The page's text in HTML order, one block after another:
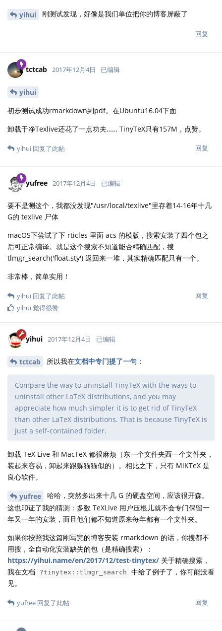
yihui 刚测试发现，好像是我们单位把你的博客屏蔽了
回复
tctcab 2017年12月4日 已编辑
yihui
初步测试成功rmarkdown到pdf。在Ubuntu16.04下面
卸载干净Texlive还花了一点功夫…… TinyTeX只有157M，点赞。
回复
yihui 回复了此帖
yufree 2017年12月4日 已编辑
要不是测这个，我都没发现"/usr/local/texlive"里存着14-16年十几
G的 texlive 尸体
macOS下尝试了下 rticles 里面 acs 的模版，搜索安装了四个包之
后可正常编译。就是这个搜索不知道能否精确匹配，搜
tlmgr_search('float.sty') 返回来一堆，其实精确匹配只有一个。
非常棒，简单实用！
回复
yihui 回复了此帖
yihui觉得很赞
yihui 2017年12月4日 已编辑
tctcab 所以我在文档中专门提了一句 ：
Compare the way to uninstall TinyTeX with the ways to
uninstall other LaTeX distributions, and you may
appreciate how much simpler it is to get rid of TinyTeX
than other LaTeX distributions. That is because TinyTeX is
just a self-contained folder.
卸载 TeX Live 和 MacTeX 都很麻烦（东一个文件夹西一个文件夹，
装起来容易，卸起来跟躲猫猫似的）。相比之下，只有 MiKTeX 是
良心软件。
yufree
哈哈，突然多出来十几 G 的硬盘空间，应该很开森。
这也印证了我的猜测：多数 TeXLive 用户压根儿就不会专门保留一
年又一年的安装，而且他们都不知道原来每年都有一个文件夹。
如果你按照我这篇刚写完的博客安装 rmarkdown 的话，你搜都不
用搜，全自动化安装缺失的包（是精确搜索）：
https://yihui.name/en/2017/12/test-tinytex/ 关于精确搜索，
我在文档
?tinytex::tlmgr_search
中给了例子了，你可能没看
见。
回复
yufree 回复了此帖